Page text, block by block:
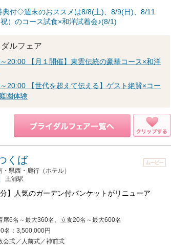
付◇週末のおススメは8/8(土)、8/9(日)、8/11
祝）のコース試食×和洋試着会♪(8/1)
ルフェア
20:00 【月１開催】東雲伝統の豪華コース×和洋
20:00 【世代を超えて伝える】ゲスト絶賛×コー
園体験
くば
県西・鹿行（ホテル）
土浦駅
分】人気のガーデン付バンケットがリニューア
席6名～最大360名、立食20名～最大600名
名：3,500,000円
会式／人前式／神前式